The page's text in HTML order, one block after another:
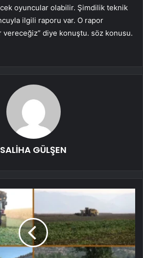
oyuncular olabilir. Şimdilik teknik
ilgili raporu var. O rapor
diye konuştu. söz konusu.
SALİHA GÜLŞEN